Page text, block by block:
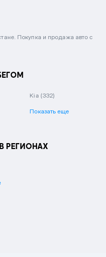
Покупка и продажа авто с
Kia (332)
Показать еще
РЕГИОНАХ